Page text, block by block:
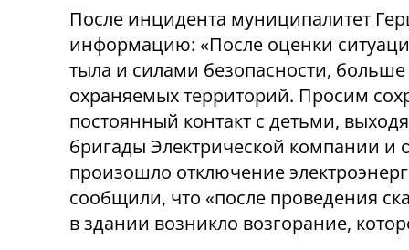
После инцидента муниципалитет
информацию: «После оценки
тыла и силами безопасности,
охраняемых территорий. Просим
постоянный контакт с детьми,
бригады Электрической компании и
произошло отключение
сообщили, что «после проведения
в здании возникло возгорание,